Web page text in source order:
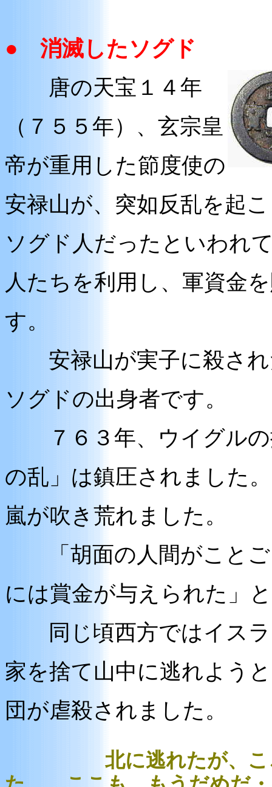
● 消滅したソグド
唐の天宝１４年
（７５５年）、玄宗皇
帝が重用した節度使の
安禄山が、突如反乱を起
ソグド人だったといわれ
人たちを利用し、軍資金
す。
安禄山が実子に殺され
ソグドの出身者です。
７６３年、ウイグルの
の乱」は鎮圧されました
嵐が吹き荒れました。
「胡面の人間がことご
には賞金が与えられた」
同じ頃西方ではイスラ
家を捨て山中に逃れよう
団が虐殺されました。
北に逃れたが、ここで